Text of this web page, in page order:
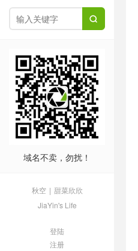

域名不卖，勿扰！
秋空 | 甜菜欣欣
JiaYin's Life
登陆
注册